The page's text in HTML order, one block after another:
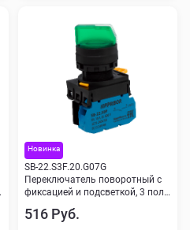
Новинка
SB-22.S3F.20.G07G
Переключатель поворотный с
фиксацией и подсветкой, 3 пол.,
Кипприбор
516 Руб.